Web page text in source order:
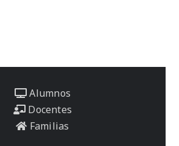
Alumnos
Docentes
Familias